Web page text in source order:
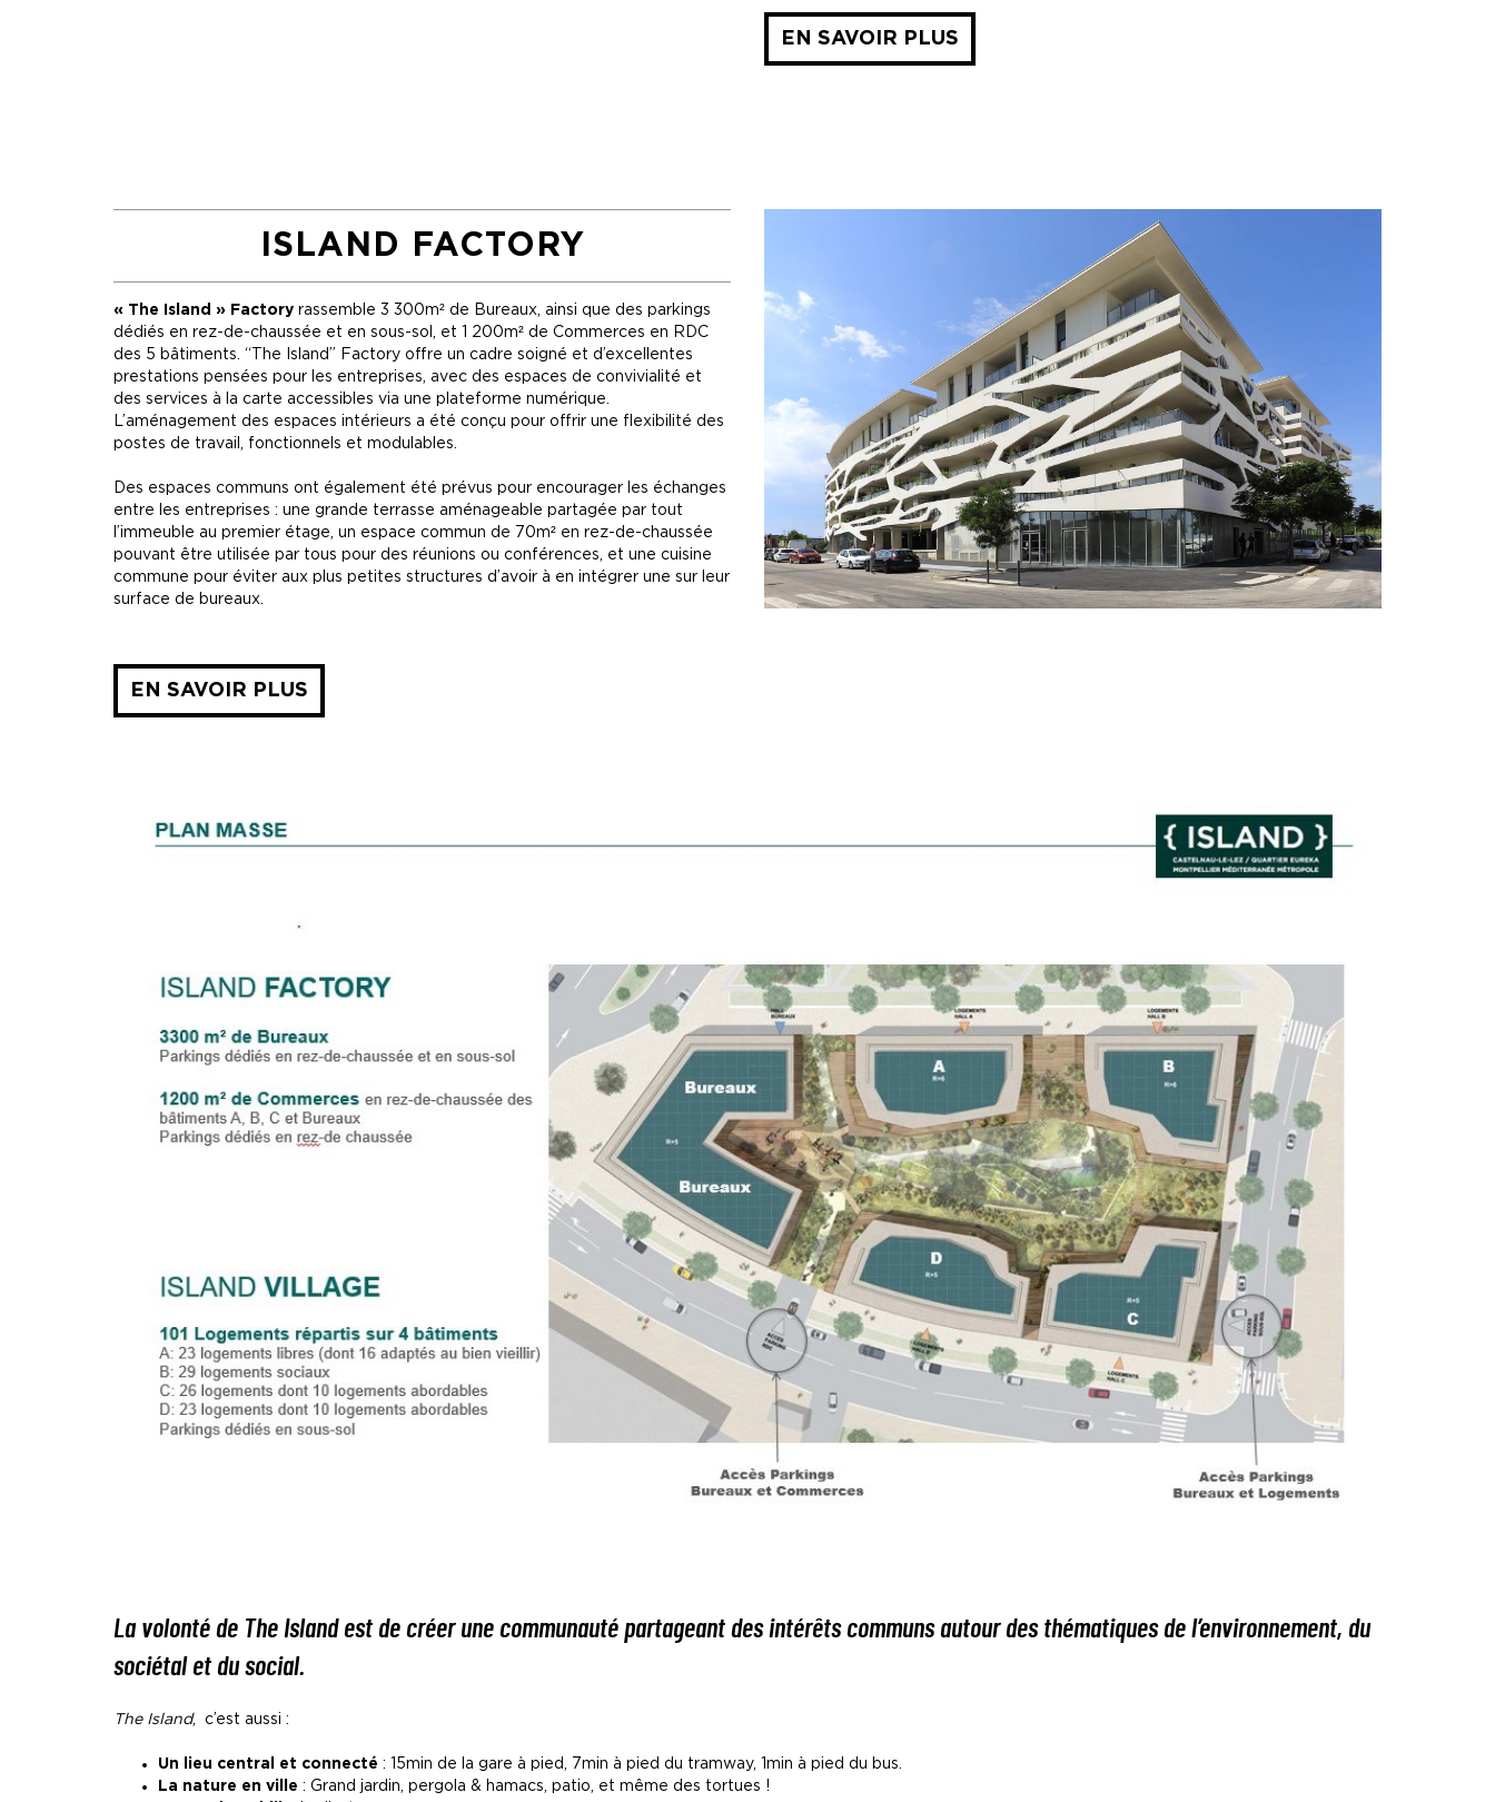
EN SAVOIR PLUS
ISLAND FACTORY
« The Island » Factory rassemble 3 300m² de Bureaux, ainsi que des parkings
dédiés en rez-de-chaussée et en sous-sol, et 1 200m² de Commerces en RDC
des 5 bâtiments. “The Island” Factory offre un cadre soigné et d’excellentes
prestations pensées pour les entreprises, avec des espaces de convivialité et
des services à la carte accessibles via une plateforme numérique.
L’aménagement des espaces intérieurs a été conçu pour offrir une flexibilité des
postes de travail, fonctionnels et modulables.
Des espaces communs ont également été prévus pour encourager les échanges
entre les entreprises : une grande terrasse aménageable partagée par tout
l’immeuble au premier étage, un espace commun de 70m² en rez-de-chaussée
pouvant être utilisée par tous pour des réunions ou conférences, et une cuisine
commune pour éviter aux plus petites structures d’avoir à en intégrer une sur leur
surface de bureaux.
EN SAVOIR PLUS
La volonté de The Islandest de créer une communauté partageant des intérêts communs autour des thématiques de l’environnement, du
sociétal et du social.
The Island, c’est aussi :
Un lieu central et connecté : 15min de la gare à pied, 7min à pied du tramway, 1min à pied du bus.
La nature en ville : Grand jardin, pergola & hamacs, patio, et même des tortues !